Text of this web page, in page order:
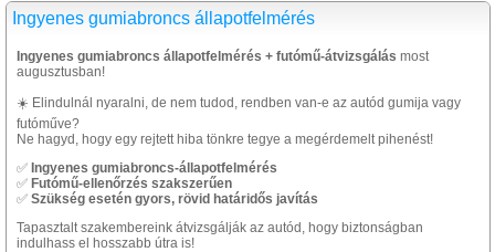
Ingyenes gumiabroncs állapotfelmérés
Ingyenes gumiabroncs állapotfelmérés + futómű-átvizsgálás most
augusztusban!
☀️ Elindulnál nyaralni, de nem tudod, rendben van-e az autód gumija vagy
futóműve?
Ne hagyd, hogy egy rejtett hiba tönkre tegye a megérdemelt pihenést!
✅ Ingyenes gumiabroncs-állapotfelmérés
✅ Futómű-ellenőrzés szakszerűen
✅ Szükség esetén gyors, rövid határidős javítás
Tapasztalt szakembereink átvizsgálják az autód, hogy biztonságban
indulhass el hosszabb útra is!